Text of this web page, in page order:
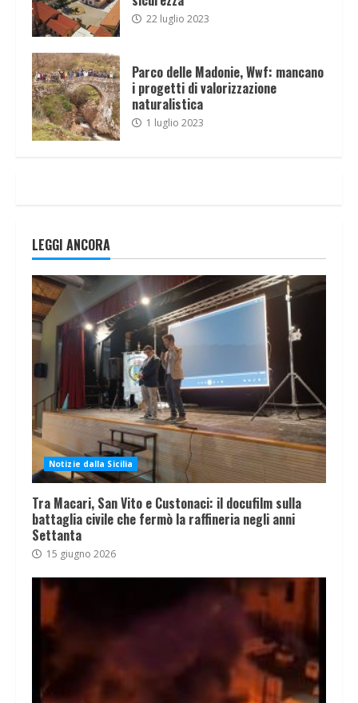
22 luglio 2023
Parco delle Madonie, Wwf: mancano
i progetti di valorizzazione
naturalistica
1 luglio 2023
LEGGI ANCORA
Notizie dalla Sicilia
Tra Macari, San Vito e Custonaci: il docufilm sulla
battaglia civile che fermò la raffineria negli anni
Settanta
15 giugno 2026